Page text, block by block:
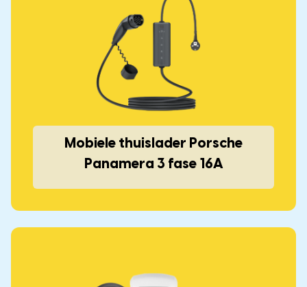
Mobiele thuislader Porsche
Panamera 3 fase 16A